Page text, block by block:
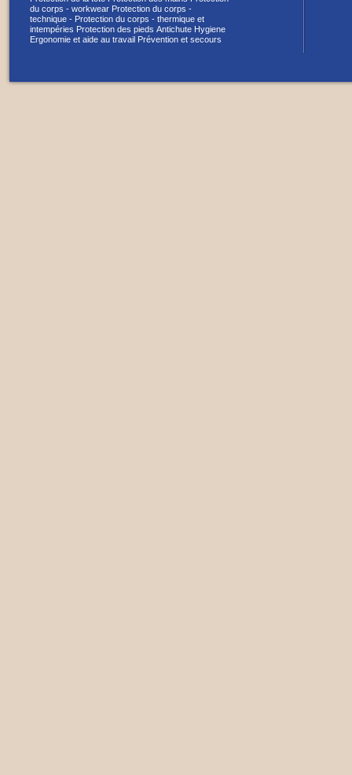
du corps - workwear Protection du corps -
technique - Protection du corps - thermique et
intempéries Protection des pieds Antichute Hygiene
Ergonomie et aide au travail Prévention et secours